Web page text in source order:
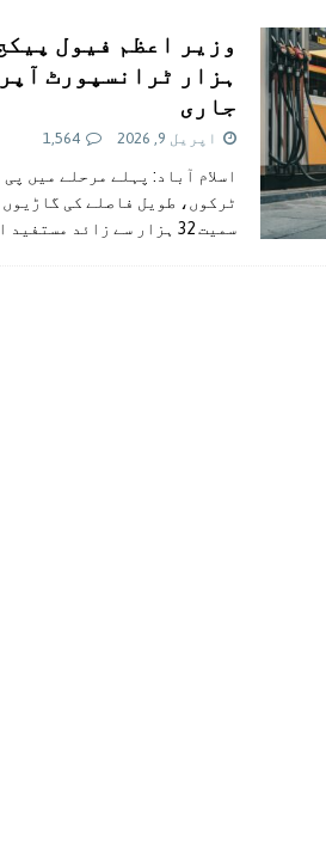
جاری
اپریل 9, 2026 1,564
ٹرکوں، طویل فاصلے کی
سمیت 32 ہزار سے زائد مستفید افراد کو 1.2 ارب روپے ڈیجیٹل